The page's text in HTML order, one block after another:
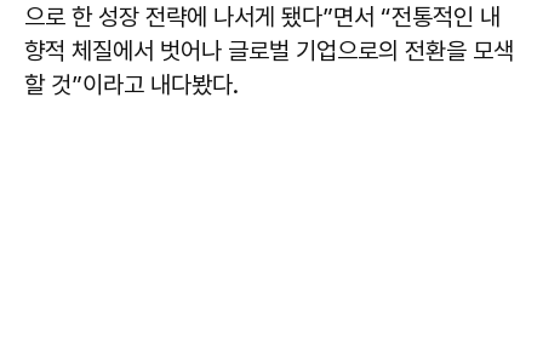
으로 한 성장 전략에 나서게 됐다”면서 “전통적인 내
향적 체질에서 벗어나 글로벌 기업으로의 전환을 모색
할 것”이라고 내다봤다.